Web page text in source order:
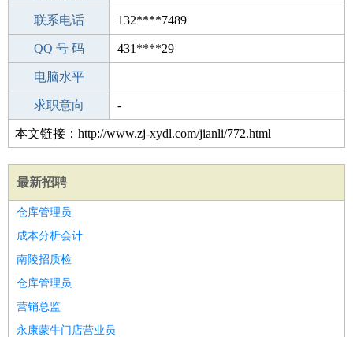
期望月薪
联系电话 132****7489
手机号码 132****7489
QQ 号 码 431****29
微信号码
电脑水平
外语水平
求职意向 -
本文链接：http://www.zj-xydl.com/jianli/772.html
最新招聘
仓库管理员
成本分析会计
南陵招质检
仓库管理员
营销总监
永康蒙牛门店营业员